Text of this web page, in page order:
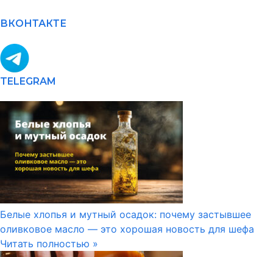
ВКОНТАКТЕ
TELEGRAM
Белые хлопья и мутный осадок: почему застывшее
оливковое масло — это хорошая новость для шефа
Читать полностью »